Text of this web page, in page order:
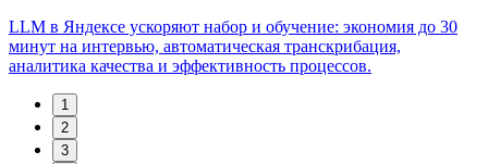
LLM в Яндексе ускоряют набор и обучение: экономия до 30
минут на интервью, автоматическая транскрибация,
аналитика качества и эффективность процессов.
1
2
3